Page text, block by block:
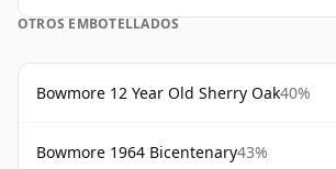
OTROS EMBOTELLADOS
Bowmore 12 Year Old Sherry Oak40%
Bowmore 1964 Bicentenary43%